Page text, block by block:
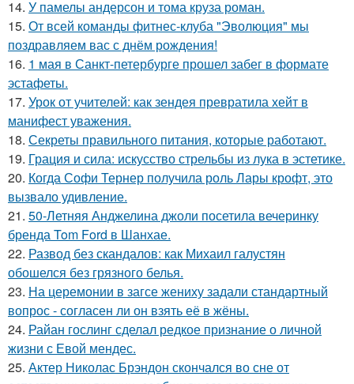
14. У памелы андерсон и тома круза роман.
15. От всей команды фитнес-клуба "Эволюция" мы
поздравляем вас с днём рождения!
16. 1 мая в Санкт-петербурге прошел забег в формате
эстафеты.
17. Урок от учителей: как зендея превратила хейт в
манифест уважения.
18. Секреты правильного питания, которые работают.
19. Грация и сила: искусство стрельбы из лука в эстетике.
20. Когда Софи Тернер получила роль Лары крофт, это
вызвало удивление.
21. 50-Летняя Анджелина джоли посетила вечеринку
бренда Tom Ford в Шанхае.
22. Развод без скандалов: как Михаил галустян
обошелся без грязного белья.
23. На церемонии в загсе жениху задали стандартный
вопрос - согласен ли он взять её в жёны.
24. Райан гослинг сделал редкое признание о личной
жизни с Евой мендес.
25. Актер Николас Брэндон скончался во сне от